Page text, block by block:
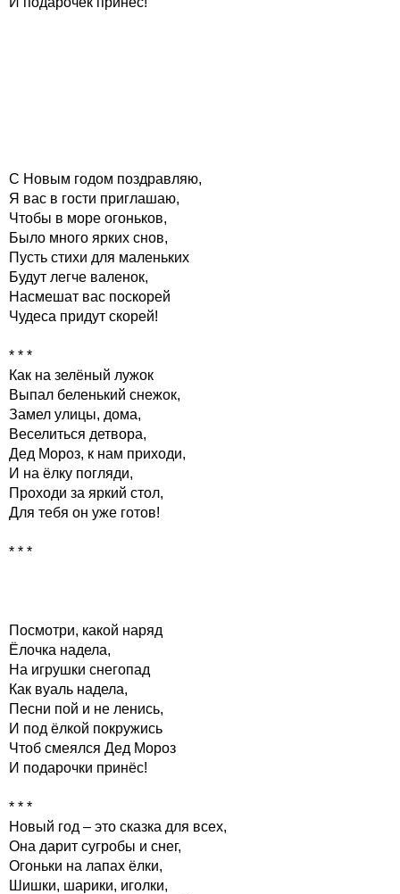
С Новым годом поздравляю,
Я вас в гости приглашаю,
Чтобы в море огоньков,
Было много ярких снов,
Пусть стихи для маленьких
Будут легче валенок,
Насмешат вас поскорей
Чудеса придут скорей!
* * *
Как на зелёный лужок
Выпал беленький снежок,
Замел улицы, дома,
Веселиться детвора,
Дед Мороз, к нам приходи,
И на ёлку погляди,
Проходи за яркий стол,
Для тебя он уже готов!
* * *
Посмотри, какой наряд
Ёлочка надела,
На игрушки снегопад
Как вуаль надела,
Песни пой и не ленись,
И под ёлкой покружись
Чтоб смеялся Дед Мороз
И подарочки принёс!
* * *
Новый год – это сказка для всех,
Она дарит сугробы и снег,
Огоньки на лапах ёлки,
Шишки, шарики, иголки,